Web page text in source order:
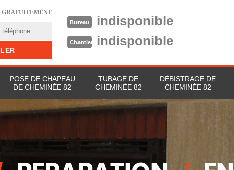
GRATUITEMENT
Bureau indisponible
Chantier indisponible
POSE DE CHAPEAU
DE CHEMINÉE 82
TUBAGE DE
CHEMINÉE 82
DÉBISTRAGE DE
CHEMINÉE 82